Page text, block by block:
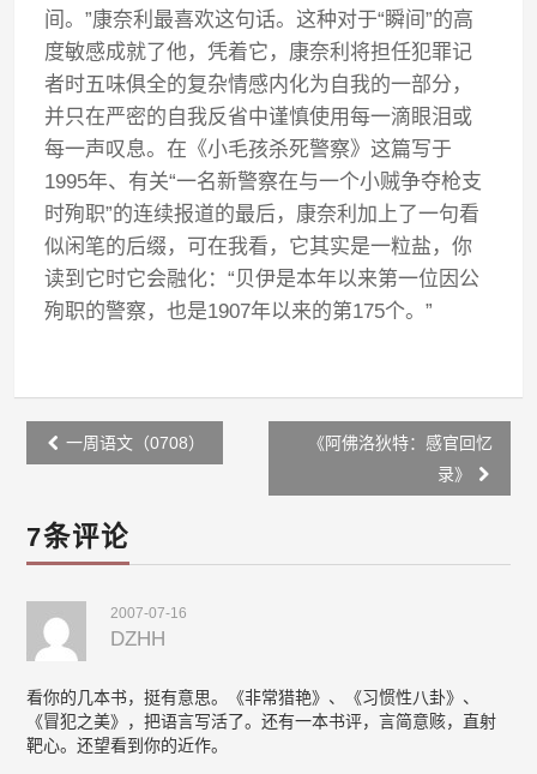
间。”康奈利最喜欢这句话。这种对于“瞬间”的高
度敏感成就了他，凭着它，康奈利将担任犯罪记
者时五味俱全的复杂情感内化为自我的一部分，
并只在严密的自我反省中谨慎使用每一滴眼泪或
每一声叹息。在《小毛孩杀死警察》这篇写于
1995年、有关“一名新警察在与一个小贼争夺枪支
时殉职”的连续报道的最后，康奈利加上了一句看
似闲笔的后缀，可在我看，它其实是一粒盐，你
读到它时它会融化：“贝伊是本年以来第一位因公
殉职的警察，也是1907年以来的第175个。”
Post
navigation
一周语文（0708）
《阿佛洛狄特：感官回忆
录》
7条评论
2007-07-16
DZHH
看你的几本书，挺有意思。《非常猎艳》、《习惯性八卦》、
《冒犯之美》，把语言写活了。还有一本书评，言简意赅，直射
靶心。还望看到你的近作。